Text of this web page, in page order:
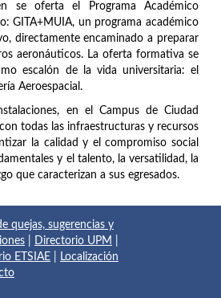
se oferta el Programa Académico
GITA+MUIA, un programa académico
directamente encaminado a preparar
aeronáuticos. La oferta formativa se
escalón de la vida universitaria: el
Aeroespacial.
en el Campus de Ciudad
todas las infraestructuras y recursos
la calidad y el compromiso social
y el talento, la versatilidad, la
que caracterizan a sus egresados.
quejas, sugerencias y
Directorio UPM
ETSIAE
Localización